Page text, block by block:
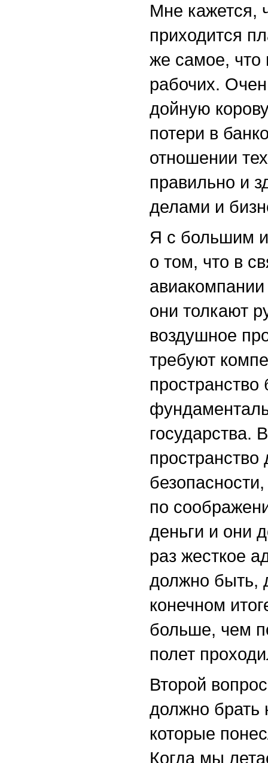
Мне кажется,
приходится
же самое, что
рабочих.
дойную
потери в
отношении
правильно и
делами и
Я с большим
о том, что в
они толкают
воздушное
требуют
государства.
по
деньги и они
раз жесткое
должно быть,
конечном
больше, чем
полет
Второй
должно брать
которые
Когда мы